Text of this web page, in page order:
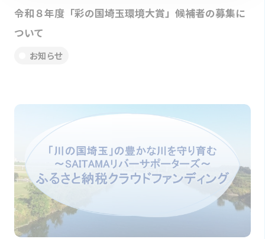
令和８年度「彩の国埼玉環境大賞」候補者の募集に
ついて
お知らせ